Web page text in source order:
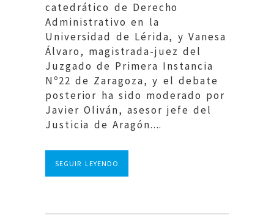
catedrático de Derecho
Administrativo en la
Universidad de Lérida, y Vanesa
Álvaro, magistrada-juez del
Juzgado de Primera Instancia
Nº22 de Zaragoza, y el debate
posterior ha sido moderado por
Javier Oliván, asesor jefe del
Justicia de Aragón....
SEGUIR LEYENDO